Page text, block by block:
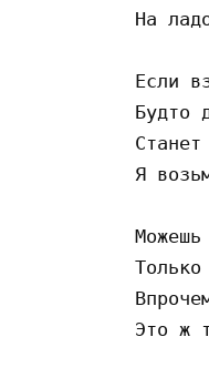
На
Если
Будто
Я